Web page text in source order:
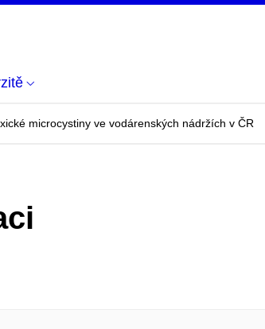
microcystiny ve vodárenských nádržích v ČR